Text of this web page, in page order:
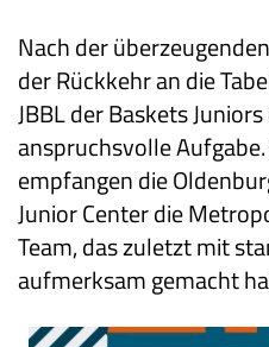
Nach der
der Rückkehr an die
JBBL der Baskets
anspruchsvolle
empfangen die
Junior Center die
Team, das zuletzt mit
aufmerksam gemacht